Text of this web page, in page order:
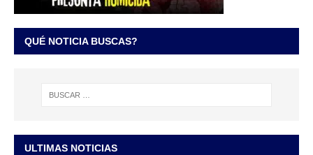
QUÉ NOTICIA BUSCAS?
ULTIMAS NOTICIAS